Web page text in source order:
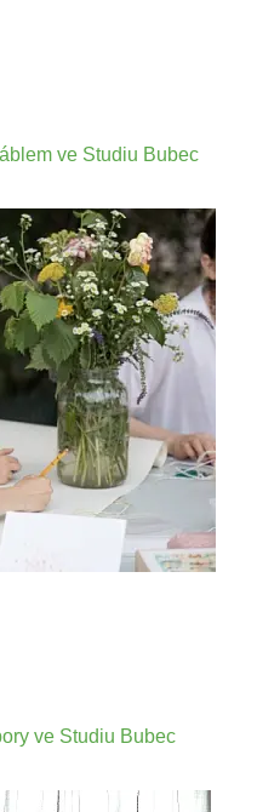
ve Studiu Bubec
ve Studiu Bubec